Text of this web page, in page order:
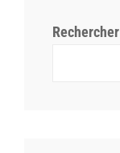
Rechercher